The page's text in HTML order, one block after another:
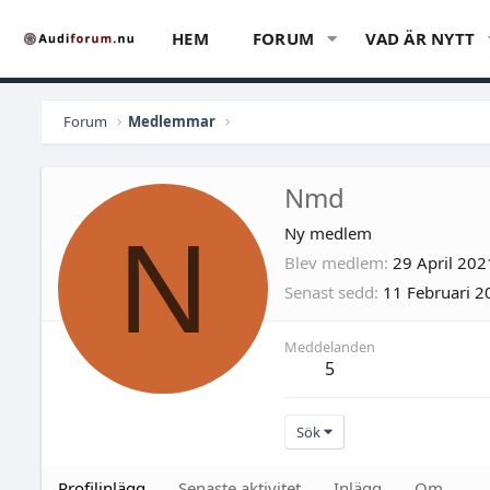
HEM FORUM VAD ÄR NYTT
Forum Medlemmar
N
Nmd
Ny medlem
Blev medlem 29 April
Senast sedd 11 Februari
Meddelanden
5
Sök